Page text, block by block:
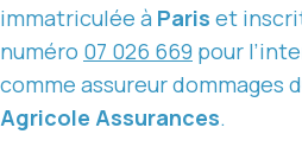
immatriculée à Paris et
numéro 07 026 669 pour
comme assureur dommages
Agricole Assurances.